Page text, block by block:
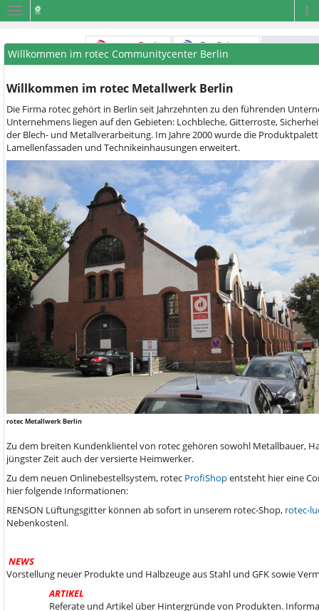
Navigation
Willkommen im rotec Communitycenter Berlin
Willkommen im rotec Metallwerk Berlin
Die Firma rotec gehört in Berlin seit Jahrzehnten zu den führenden
Unternehmens liegen auf den Gebieten: Lochbleche, Gitterroste,
der Blech- und Metallverarbeitung. Im Jahre 2000 wurde die
Lamellenfassaden und Technikeinhausungen erweitert.
rotec Metallwerk Berlin
Zu dem breiten Kundenklientel von rotec gehören sowohl Metallbauer,
jüngster Zeit auch der versierte Heimwerker.
Zu dem neuen Onlinebestellsystem, rotec ProfiShopentsteht hier eine
hier folgende Informationen:
RENSON Lüftungsgitter können ab sofort in unserem rotec-Shop, rotec-
Nebenkostenl.
NEWS
Vorstellung neuer Produkte und Halbzeuge aus Stahl und GFK sowie
ARTIKEL
Referate und Artikel über Hintergründe von Produkten.